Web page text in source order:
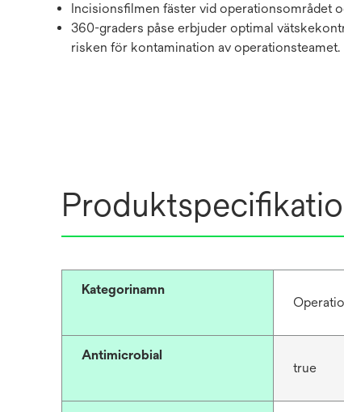
Incisionsfilmen fäster vid operationsområdet
360-graders påse erbjuder optimal
risken för kontamination av operationsteamet.
Kategorinamn
Antimicrobial
true